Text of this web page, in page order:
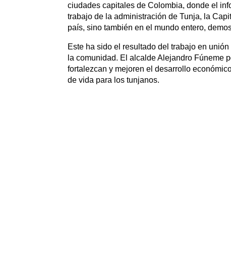
ciudades capitales de Colombia, donde el
trabajo de la administración de Tunja, la
país, sino también en el mundo entero,
Este ha sido el resultado del trabajo en
la comunidad. El alcalde Alejandro Fúneme
fortalezcan y mejoren el desarrollo
de vida para los tunjanos.